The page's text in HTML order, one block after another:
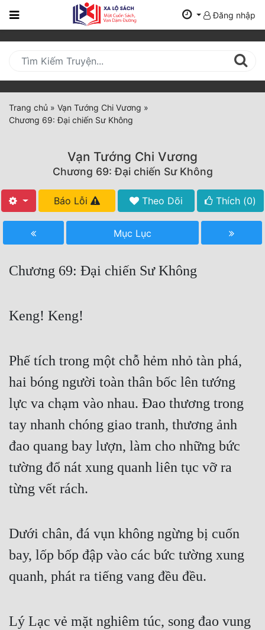
Trang
Mới
Cập
Nhật
(current)
Tất Cả
Hoàn Thành
Truyện Dịch
Truyện Nhập Môn
Truyện ngắn
Xa Lộ Dịch
Cung Đấu
Cạnh Kỹ
Cổ Đại
Du Hí
Dã Sử
Đăng nhập
Trang chủ » Vạn Tướng Chi Vương »
Chương 69: Đại chiến Sư Không
Vạn Tướng Chi Vương
Chương 69: Đại chiến Sư Không
Báo Lỗi Theo Dõi Thích (0)
Mục Lục
Chương 69: Đại chiến Sư Không
Keng! Keng!
Phế tích trong một chỗ hẻm nhỏ tàn phá,
hai bóng người toàn thân bốc lên tướng
lực va chạm vào nhau. Đao thương trong
tay nhanh chóng giao tranh, thương ảnh
đao quang bay lượn, làm cho những bức
tường đổ nát xung quanh liên tục vỡ ra
từng vết rách.
Dưới chân, đá vụn không ngừng bị cuốn
bay, lốp bốp đập vào các bức tường xung
quanh, phát ra tiếng vang đều đều.
Lý Lạc vẻ mặt nghiêm túc, song đao vung